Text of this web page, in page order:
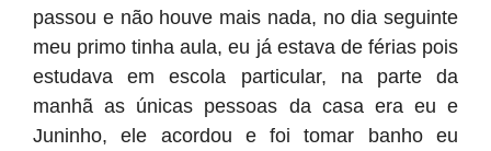
passou e não houve mais nada, no dia seguinte
meu primo tinha aula, eu já estava de férias pois
estudava em escola particular, na parte da
manhã as únicas pessoas da casa era eu e
Juninho, ele acordou e foi tomar banho eu